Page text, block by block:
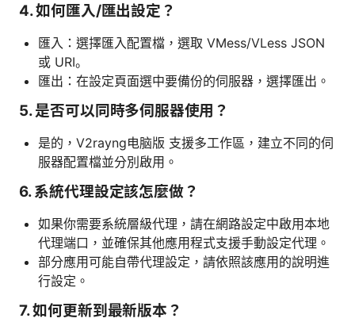
4. 如何匯入/匯出設定？
匯入：選擇匯入配置檔，選取 VMess/VLess JSON
或 URI。
匯出：在設定頁面選中要備份的伺服器，選擇匯出。
5. 是否可以同時多伺服器使用？
是的，V2rayng电脑版 支援多工作區，建立不同的伺
服器配置檔並分別啟用。
6. 系統代理設定該怎麼做？
如果你需要系統層級代理，請在網路設定中啟用本地
代理端口，並確保其他應用程式支援手動設定代理。
部分應用可能自帶代理設定，請依照該應用的說明進
行設定。
7. 如何更新到最新版本？